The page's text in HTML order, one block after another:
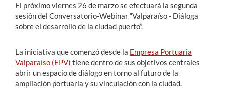
Alumni
English
El próximo viernes 26 de marzo se efectuará la segunda
sesión del Conversatorio-Webinar “Valparaíso - Diáloga
sobre el desarrollo de la ciudad puerto”.
La iniciativa que comenzó desde la Empresa Portuaria
Valparaíso (EPV) tiene dentro de sus objetivos centrales
abrir un espacio de diálogo en torno al futuro de la
ampliación portuaria y su vinculación con la ciudad.